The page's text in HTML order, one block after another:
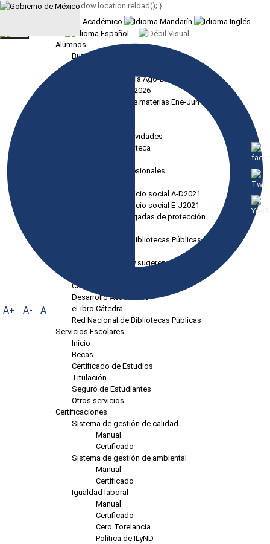
function recarga() { window.location.reload(); }
A+ A- A
Alumnos
Buzón de quejas y sugerencias
Referencia bancaria Ago-Dic 2026
Horarios Ago-Dic 2026
Guía para carga de materias Ene-Jun 2025
Calendario de Actividades
Reglamento biblioteca
Residencias profesionales
Proyectos de servicio social A-D2021
Proyectos de servicio social E-J2021
Integración de brigadas de protección
Red Nacional de Bibliotecas Públicas
Buzón de quejas y sugerencias
Calendario de Actividades
Desarrollo Académico
eLibro Cátedra
Red Nacional de Bibliotecas Públicas
Servicios Escolares
Inicio
Becas
Certificado de Estudios
Titulación
Seguro de Estudiantes
Otros servicios
Certificaciones
Sistema de gestión de calidad
Manual
Certificado
Sistema de gestión de ambiental
Manual
Certificado
Igualdad laboral
Manual
Certificado
Cero Torelancia
Política de ILyND